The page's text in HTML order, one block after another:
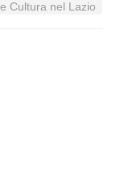
Cultura nel Lazio